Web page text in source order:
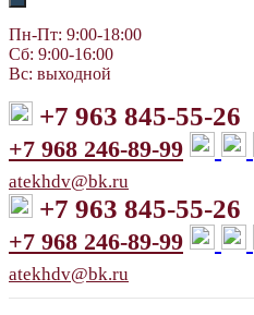
Пн-Пт: 9:00-18:00
Сб: 9:00-16:00
Вс: выходной
+7 963 845-55-26
+7 968 246-89-99
atekhdv@bk.ru
+7 963 845-55-26
+7 968 246-89-99
atekhdv@bk.ru